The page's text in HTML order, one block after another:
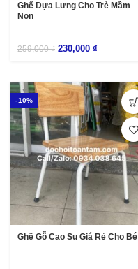
Ghế Dựa Lưng Cho Trẻ Mầm
Non
259,000₫ 230,000 ₫
-10%
Ghế Gỗ Cao Su Giá Rẻ Cho Bé